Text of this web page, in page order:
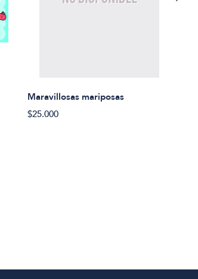
Maravillosas mariposas
$25.000